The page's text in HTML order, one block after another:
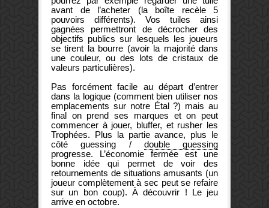
avant de l’acheter (la boîte recèle 5
pouvoirs différents). Vos tuiles ainsi
gagnées permettront de décrocher des
objectifs publics sur lesquels les joueurs
se tirent la bourre (avoir la majorité dans
une couleur, ou des lots de cristaux de
valeurs particulières).
Pas forcément facile au départ d’entrer
dans la logique (comment bien utiliser nos
emplacements sur notre Étal ?) mais au
final on prend ses marques et on peut
commencer à jouer, bluffer, et rusher les
Trophées. Plus la partie avance, plus le
côté guessing / double guessing
progresse. L’économie fermée est une
bonne idée qui permet de voir des
retournements de situations amusants (un
joueur complètement à sec peut se refaire
sur un bon coup). À découvrir ! Le jeu
arrive en octobre.